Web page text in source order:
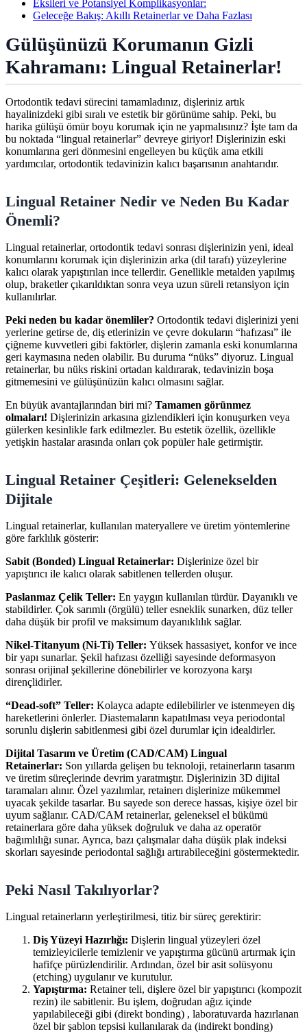
Eksileri ve Potansiyel Komplikasyonlar:
Geleceğe Bakış: Akıllı Retainerlar ve Daha Fazlası
Gülüşünüzü Korumanın Gizli
Kahramanı: Lingual Retainerlar!
Ortodontik tedavi sürecini tamamladınız, dişleriniz artık
hayalinizdeki gibi sıralı ve estetik bir görünüme sahip. Peki, bu
harika gülüşü ömür boyu korumak için ne yapmalısınız? İşte tam da
bu noktada “lingual retainerlar” devreye giriyor! Dişlerinizin eski
konumlarına geri dönmesini engelleyen bu küçük ama etkili
yardımcılar, ortodontik tedavinizin kalıcı başarısının anahtarıdır.
Lingual Retainer Nedir ve Neden Bu Kadar
Önemli?
Lingual retainerlar, ortodontik tedavi sonrası dişlerinizin yeni, ideal
konumlarını korumak için dişlerinizin arka (dil tarafı) yüzeylerine
kalıcı olarak yapıştırılan ince tellerdir. Genellikle metalden yapılmış
olup, braketler çıkarıldıktan sonra veya uzun süreli retansiyon için
kullanılırlar.
Peki neden bu kadar önemliler? Ortodontik tedavi dişlerinizi yeni
yerlerine getirse de, diş etlerinizin ve çevre dokuların “hafızası” ile
çiğneme kuvvetleri gibi faktörler, dişlerin zamanla eski konumlarına
geri kaymasına neden olabilir. Bu duruma “nüks” diyoruz. Lingual
retainerlar, bu nüks riskini ortadan kaldırarak, tedavinizin boşa
gitmemesini ve gülüşünüzün kalıcı olmasını sağlar.
En büyük avantajlarından biri mi? Tamamen görünmez
olmaları! Dişlerinizin arkasına gizlendikleri için konuşurken veya
gülerken kesinlikle fark edilmezler. Bu estetik özellik, özellikle
yetişkin hastalar arasında onları çok popüler hale getirmiştir.
Lingual Retainer Çeşitleri: Gelenekselden
Dijitale
Lingual retainerlar, kullanılan materyallere ve üretim yöntemlerine
göre farklılık gösterir:
Sabit (Bonded) Lingual Retainerlar: Dişlerinize özel bir
yapıştırıcı ile kalıcı olarak sabitlenen tellerden oluşur.
Paslanmaz Çelik Teller: En yaygın kullanılan türdür. Dayanıklı ve
stabildirler. Çok sarımlı (örgülü) teller esneklik sunarken, düz teller
daha düşük bir profil ve maksimum dayanıklılık sağlar.
Nikel-Titanyum (Ni-Ti) Teller: Yüksek hassasiyet, konfor ve ince
bir yapı sunarlar. Şekil hafızası özelliği sayesinde deformasyon
sonrası orijinal şekillerine dönebilirler ve korozyona karşı
dirençlidirler.
“Dead-soft” Teller: Kolayca adapte edilebilirler ve istenmeyen diş
hareketlerini önlerler. Diastemaların kapatılması veya periodontal
sorunlu dişlerin sabitlenmesi gibi özel durumlar için idealdirler.
Dijital Tasarım ve Üretim (CAD/CAM) Lingual
Retainerlar: Son yıllarda gelişen bu teknoloji, retainerların tasarım
ve üretim süreçlerinde devrim yaratmıştır. Dişlerinizin 3D dijital
taramaları alınır. Özel yazılımlar, retainerı dişlerinize mükemmel
uyacak şekilde tasarlar. Bu sayede son derece hassas, kişiye özel bir
uyum sağlanır. CAD/CAM retainerlar, geleneksel el bükümü
retainerlara göre daha yüksek doğruluk ve daha az operatör
bağımlılığı sunar. Ayrıca, bazı çalışmalar daha düşük plak indeksi
skorları sayesinde periodontal sağlığı artırabileceğini göstermektedir.
Peki Nasıl Takılıyorlar?
Lingual retainerların yerleştirilmesi, titiz bir süreç gerektirir:
Diş Yüzeyi Hazırlığı: Dişlerin lingual yüzeyleri özel
temizleyicilerle temizlenir ve yapıştırma gücünü artırmak için
hafifçe pürüzlendirilir. Ardından, özel bir asit solüsyonu
(etching) uygulanır ve kurutulur.
Yapıştırma: Retainer teli, dişlere özel bir yapıştırıcı (kompozit
rezin) ile sabitlenir. Bu işlem, doğrudan ağız içinde
yapılabileceği gibi (direkt bonding) , laboratuvarda hazırlanan
özel bir şablon tepsisi kullanılarak da (indirekt bonding)